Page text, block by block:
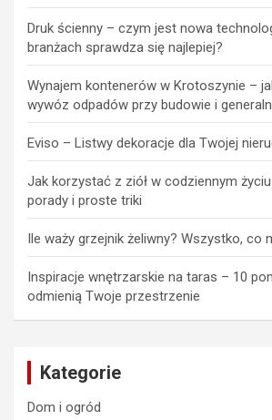
Druk ścienny – czym jest nowa
branżach sprawdza się najlepiej?
Wynajem kontenerów w Krotoszynie –
wywóz odpadów przy budowie i
Eviso – Listwy dekoracje dla Twojej
Jak korzystać z ziół w codziennym
porady i proste triki
Ile waży grzejnik żeliwny? Wszystko, co
Inspiracje wnętrzarskie na taras – 10
odmienią Twoje przestrzenie
Kategorie
Dom i ogród